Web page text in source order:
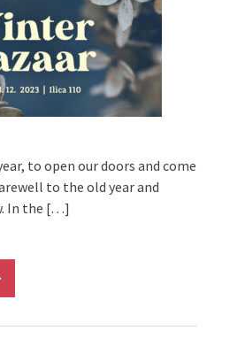
to open our doors and come
to the old year and
In the […]